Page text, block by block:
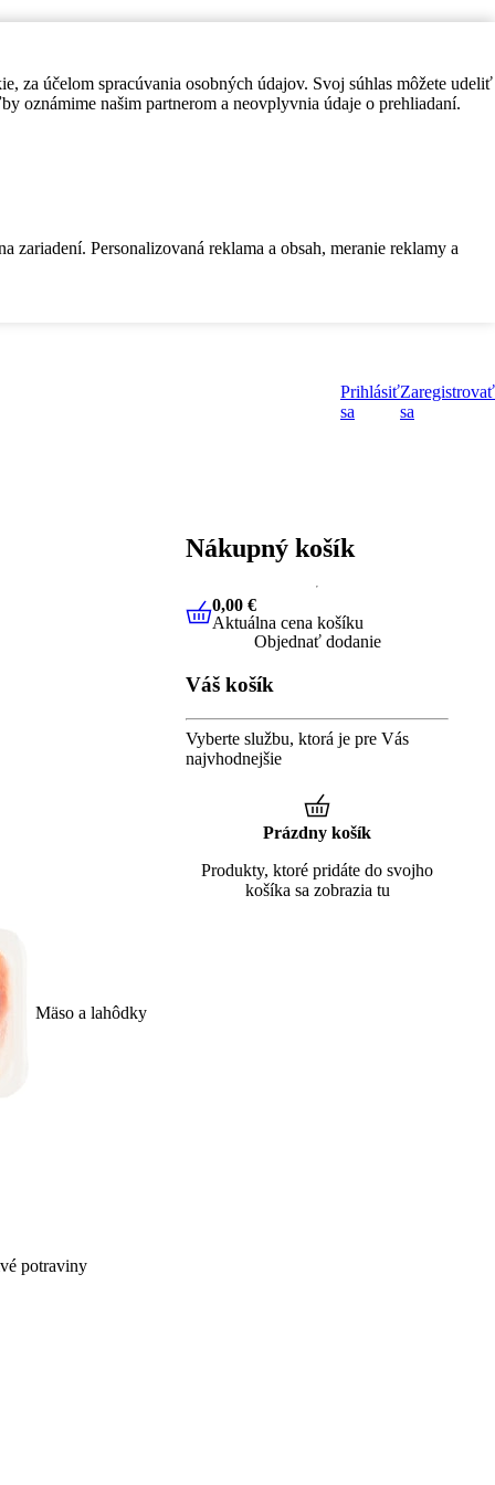
za účelom spracúvania osobných údajov. Svoj súhlas môžete udeliť
oznámime našim partnerom a neovplyvnia údaje o prehliadaní.
Personalizovaná reklama a obsah, meranie reklamy a
Prihlásiť
sa
Zaregistrovať
sa
Mäso a lahôdky
potraviny
Nákupný košík
0,00 €Aktuálna cena košíku
0,00 €
Aktuálna cena košíku
Objednať dodanie
Váš košík
Vyberte službu, ktorá je pre Vás
najvhodnejšie
Prázdny košík
Produkty, ktoré pridáte do svojho
košíka sa zobrazia tu